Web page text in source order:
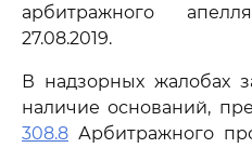
арбитражного
27.08.2019.
В надзорных жалобах
наличие оснований,
308.8 Арбитражного